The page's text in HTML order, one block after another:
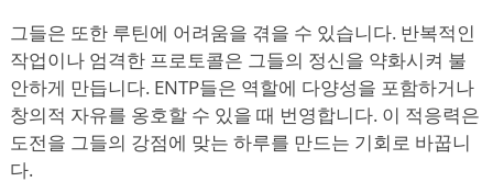
그들은 또한 루틴에 어려움을 겪을 수 있습니다. 반복적인
작업이나 엄격한 프로토콜은 그들의 정신을 약화시켜 불
안하게 만듭니다. ENTP들은 역할에 다양성을 포함하거나
창의적 자유를 옹호할 수 있을 때 번영합니다. 이 적응력은
도전을 그들의 강점에 맞는 하루를 만드는 기회로 바꿉니
다.